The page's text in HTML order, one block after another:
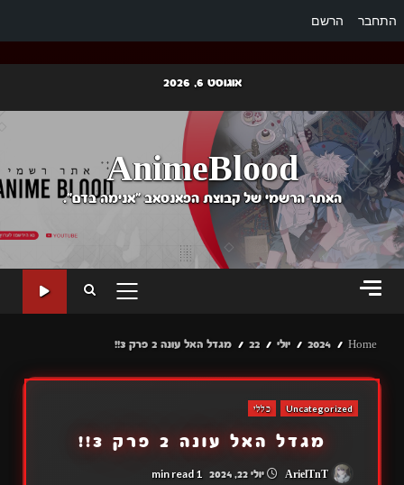
התחבר הרשם
content
אוגוסט 6, 2026
AnimeBlood
האתר הרשמי של קבוצת הפאנסאב "אנימה בדם".
PRIMARY
Home
2024 יולי 22 מגדל האל עונה 2 פרק 3!!
Uncategorized כללי
מגדל האל עונה 2 פרק 3!!
ArielTnT יולי 22, 2024 1 min read